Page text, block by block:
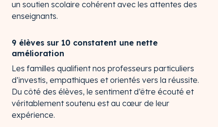
un soutien scolaire cohérent avec les attentes des
enseignants.
9 élèves sur 10 constatent une nette
amélioration
Les familles qualifient nos professeurs particuliers
d’investis, empathiques et orientés vers la réussite.
Du côté des élèves, le sentiment d’être écouté et
véritablement soutenu est au cœur de leur
expérience.